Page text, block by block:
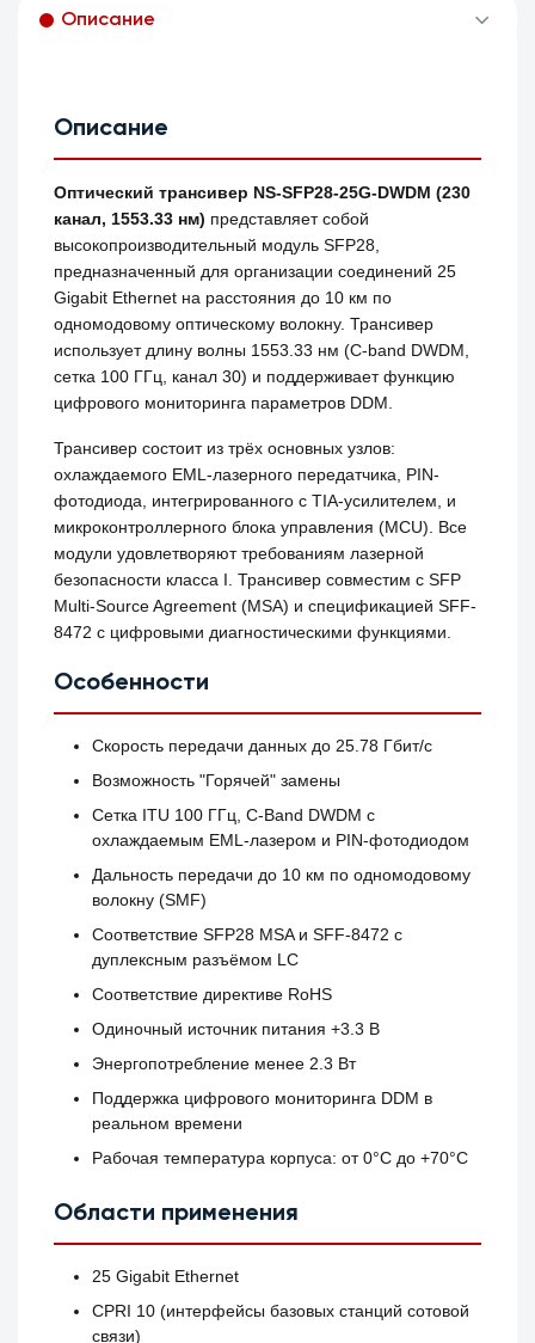
Описание
Описание
Оптический трансивер NS-SFP28-25G-DWDM (230
канал, 1553.33 нм) представляет собой
высокопроизводительный модуль SFP28,
предназначенный для организации соединений 25
Gigabit Ethernet на расстояния до 10 км по
одномодовому оптическому волокну. Трансивер
использует длину волны 1553.33 нм (C-band DWDM,
сетка 100 ГГц, канал 30) и поддерживает функцию
цифрового мониторинга параметров DDM.
Трансивер состоит из трёх основных узлов:
охлаждаемого EML-лазерного передатчика, PIN-
фотодиода, интегрированного с TIA-усилителем, и
микроконтроллерного блока управления (MCU). Все
модули удовлетворяют требованиям лазерной
безопасности класса I. Трансивер совместим с SFP
Multi-Source Agreement (MSA) и спецификацией SFF-
8472 с цифровыми диагностическими функциями.
Особенности
Скорость передачи данных до 25.78 Гбит/с
Возможность "Горячей" замены
Сетка ITU 100 ГГц, C-Band DWDM с
охлаждаемым EML-лазером и PIN-фотодиодом
Дальность передачи до 10 км по одномодовому
волокну (SMF)
Соответствие SFP28 MSA и SFF-8472 с
дуплексным разъёмом LC
Соответствие директиве RoHS
Одиночный источник питания +3.3 В
Энергопотребление менее 2.3 Вт
Поддержка цифрового мониторинга DDM в
реальном времени
Рабочая температура корпуса: от 0°C до +70°C
Области применения
25 Gigabit Ethernet
CPRI 10 (интерфейсы базовых станций сотовой
связи)